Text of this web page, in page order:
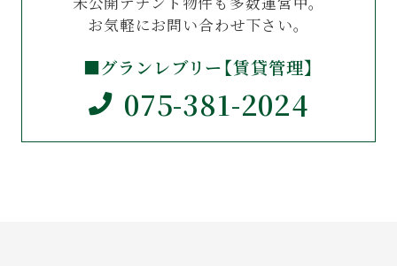
お気軽にお問い合わせ下さい。
■グランレブリー【賃貸管理】
075-381-2024